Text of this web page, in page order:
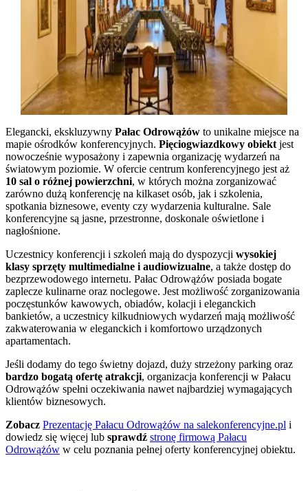
Elegancki, ekskluzywny Pałac Odrowążów to unikalne miejsce na
mapie ośrodków konferencyjnych. Pięciogwiazdkowy obiekt jest
nowocześnie wyposażony i zapewnia organizację wydarzeń na
światowym poziomie. W ofercie centrum konferencyjnego jest aż
10 sal o różnej powierzchni, w których można zorganizować
zarówno dużą konferencję na kilkaset osób, jak i szkolenia,
spotkania biznesowe, eventy czy wydarzenia kulturalne. Sale
konferencyjne są jasne, przestronne, doskonale oświetlone i
nagłośnione.
Uczestnicy konferencji i szkoleń mają do dyspozycji wysokiej
klasy sprzęty multimedialne i audiowizualne, a także dostęp do
bezprzewodowego internetu. Pałac Odrowążów posiada bogate
zaplecze kulinarne oraz noclegowe. Jest możliwość zorganizowania
poczęstunków kawowych, obiadów, kolacji i eleganckich
bankietów, a uczestnicy kilkudniowych wydarzeń mają możliwość
zakwaterowania w eleganckich i komfortowo urządzonych
apartamentach.
Jeśli dodamy do tego świetny dojazd, duży strzeżony parking oraz
bardzo bogatą ofertę atrakcji, organizacja konferencji w Pałacu
Odrowążów spełni oczekiwania nawet najbardziej wymagających
klientów biznesowych.
Zobacz Prezentację Pałacu Odrowążów na salekonferencyjne.pl i
dowiedz się więcej lub sprawdź stronę firmową Pałacu
Odrowążów w celu poznania pełnej oferty konferencyjnej obiektu.